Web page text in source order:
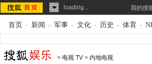
loading... 我的搜
首页 - 新闻 - 军事 - 文化 - 历史 - 体育 -
> 电视 TV > 内地电视